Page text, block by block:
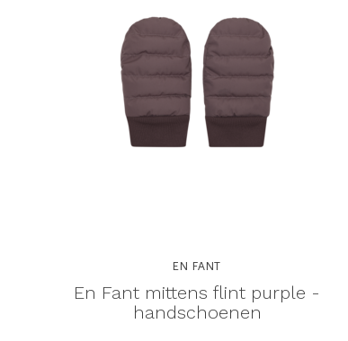
EN FANT
En Fant mittens flint purple -
handschoenen